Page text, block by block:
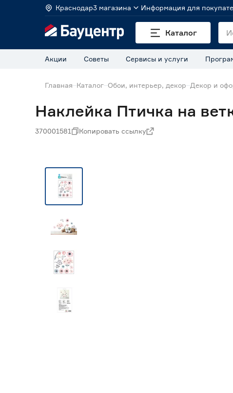
Краснодар3 магазина Информация для
Каталог
Акции Советы Сервисы и услуги
Главная Каталог Обои, интерьер, декор Декор и
Наклейка Птичка на
370001581 Копировать ссылку